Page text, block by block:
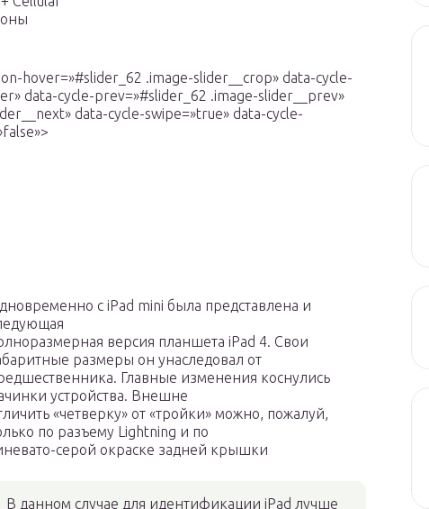
hover=»#slider_62 .image-slider__crop» data-cycle-
data-cycle-prev=»#slider_62 .image-slider__prev»
data-cycle-swipe=»true» data-cycle-
с iPad mini была представлена и
версия планшета iPad 4. Свои
размеры он унаследовал от
Главные изменения коснулись
устройства. Внешне
«четверку» от «тройки» можно, пожалуй,
по разъему Lightning и по
серой окраске задней крышки
В данном случае для идентификации iPad лучше